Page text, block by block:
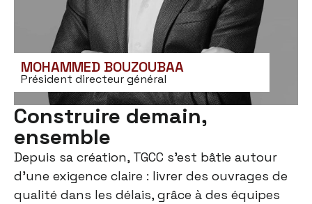
Construire demain,
ensemble
Depuis sa création, TGCC s’est bâtie autour
d’une exigence claire : livrer des ouvrages de
qualité dans les délais, grâce à des équipes
MOHAMMED BOUZOUBAA
Président directeur général